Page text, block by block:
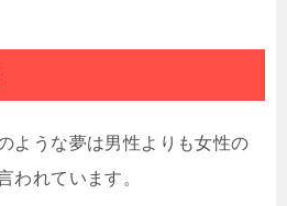
ような夢は男性よりも女性の
われています。